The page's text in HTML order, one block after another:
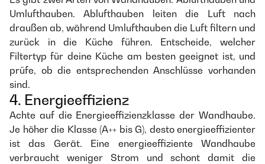
Umlufthauben. Ablufthauben leiten die Luft nach
draußen ab, während Umlufthauben die Luft filtern und
zurück in die Küche führen. Entscheide, welcher
Filtertyp für deine Küche am besten geeignet ist, und
prüfe, ob die entsprechenden Anschlüsse vorhanden
sind.
4. Energieeffizienz
Achte auf die Energieeffizienzklasse der Wandhaube.
Je höher die Klasse (A++ bis G), desto energieeffizienter
ist das Gerät. Eine energieeffiziente Wandhaube
verbraucht weniger Strom und schont damit die